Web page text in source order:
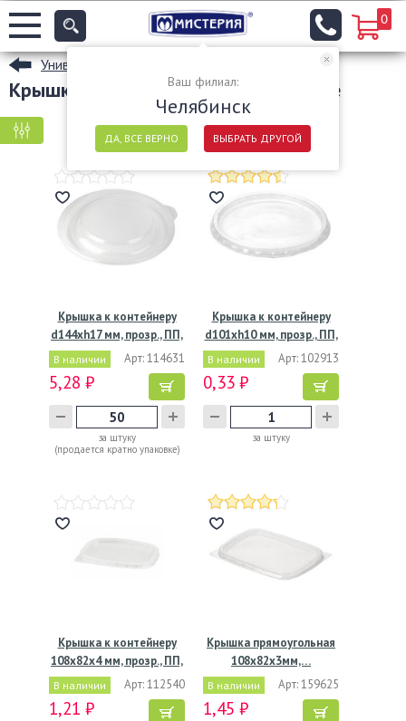
Ваш филиал:
Челябинск
ДА, ВСЕ ВЕРНО ВЫБРАТЬ ДРУГОЙ
0
Универсальные одноразовые контейнеры
Крышки к контейнерам в Челябинске
Крышка к контейнеру
d144хh17 мм, прозр., ПП,
В наличии Арт: 114631
5,28 ₽
за штуку
(продается кратно упаковке)
Крышка к контейнеру
d101хh10 мм, прозр., ПП,
В наличии Арт: 102913
0,33 ₽
за штуку
Крышка к контейнеру
108х82х4 мм, прозр., ПП,
В наличии Арт: 112540
1,21 ₽
Крышка прямоугольная
108x82х3мм,…
В наличии Арт: 159625
1,45 ₽